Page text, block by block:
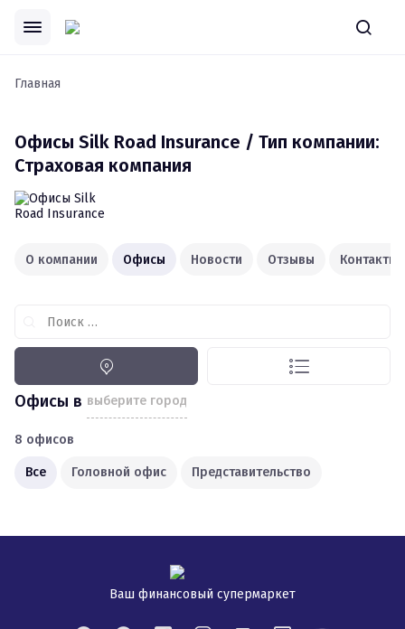
Главная
Офисы Silk Road Insurance / Тип компании:
Страховая компания
О компании Офисы Новости Отзывы Контакты
Поиск …
Офисы в выберите город
8 офисов
Все Головной офис Представительство
Ваш финансовый супермаркет